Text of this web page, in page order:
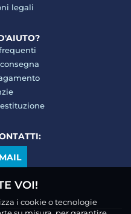
legali
VOI!
i cookie o tecnologie